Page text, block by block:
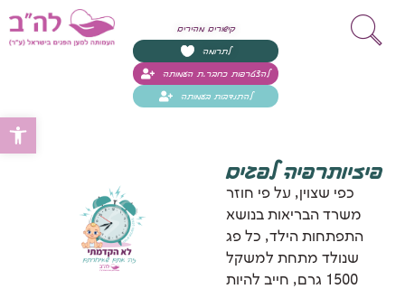
Open toolbar
קישורים מהירים
לתרומה
להצטרפות כחבר.ת העמותה
להתנדבות בעמותה
פיזיותרפיה לפגים
כפי שצוין, על פי חוזר
משרד הבריאות בנושא
התפתחות הילד, כל פג
שנולד מתחת למשקל
1500 גרם, חייב להיות